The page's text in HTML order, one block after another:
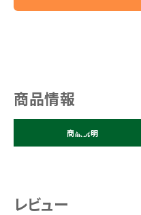
商品情報
商品説明
レビュー